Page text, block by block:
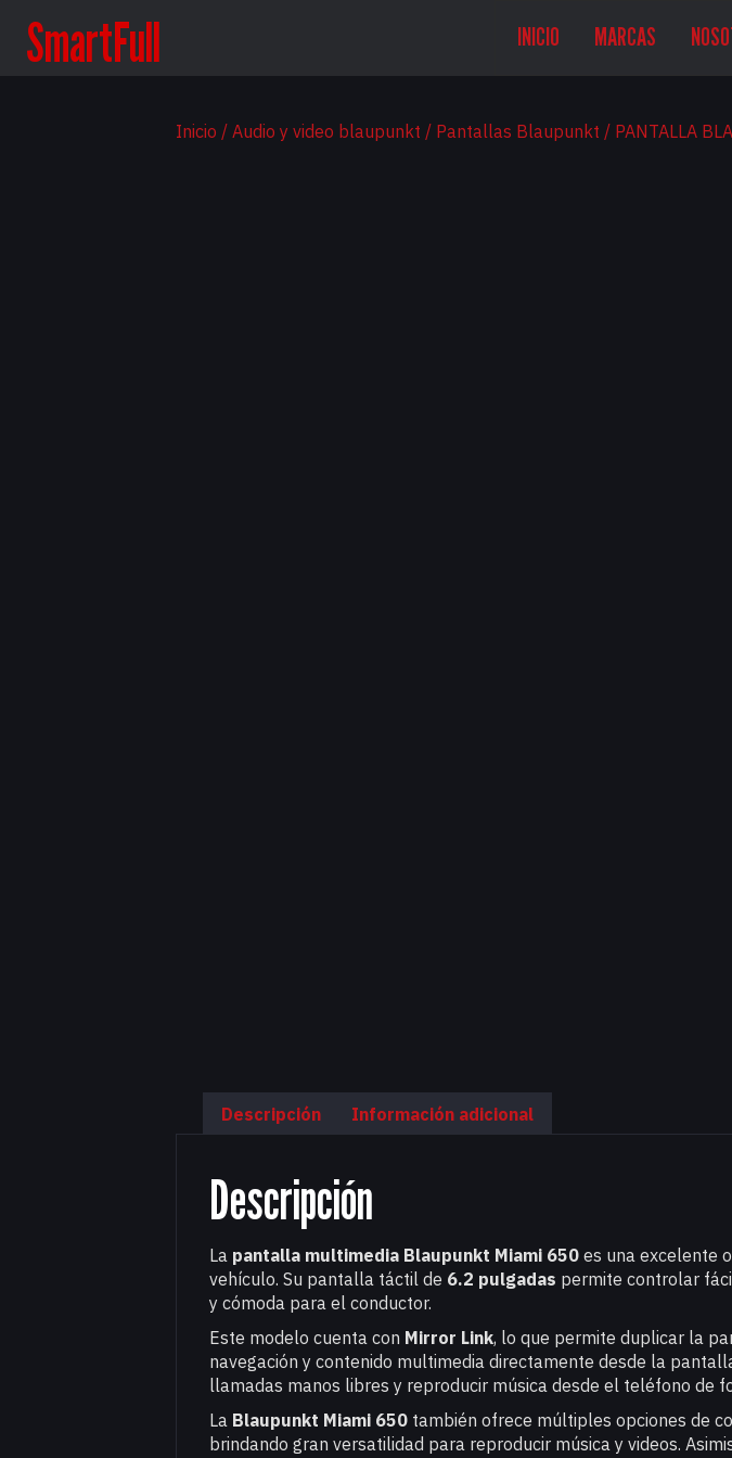
SmartFull INICIO MARCAS
Inicio / Audio y video blaupunkt / Pantallas Blaupunkt / PANTALLA
Descripción Información adicional
Descripción
La pantalla multimedia Blaupunkt Miami 650 es una excelente
vehículo. Su pantalla táctil de 6.2 pulgadas permite controlar
y cómoda para el conductor.
Este modelo cuenta con Mirror Link, lo que permite duplicar la
navegación y contenido multimedia directamente desde la
llamadas manos libres y reproducir música desde el teléfono de
La Blaupunkt Miami 650 también ofrece múltiples opciones de
brindando gran versatilidad para reproducir música y videos.